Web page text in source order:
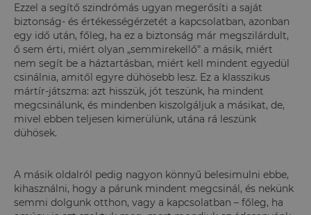
Ezzel a segítő szindrómás ugyan megerősíti a saját
biztonság- és értékességérzetét a kapcsolatban, azonban
egy idő után, főleg, ha ez a biztonság már megszilárdult,
ő sem érti, miért olyan „semmirekellő” a másik, miért
nem segít be a háztartásban, miért kell mindent egyedül
csinálnia, amitől egyre dühösebb lesz. Ez a klasszikus
mártír-játszma: azt hisszük, jót teszünk, ha mindent
megcsinálunk, és mindenben kiszolgáljuk a másikat, de,
mivel ebben teljesen kimerülünk, utána rá leszünk
dühösek.
A másik oldalról pedig nagyon könnyű belesimulni ebbe,
kihasználni, hogy a párunk mindent megcsinál, és nekünk
semmi dolgunk otthon, vagy a kapcsolatban – főleg, ha